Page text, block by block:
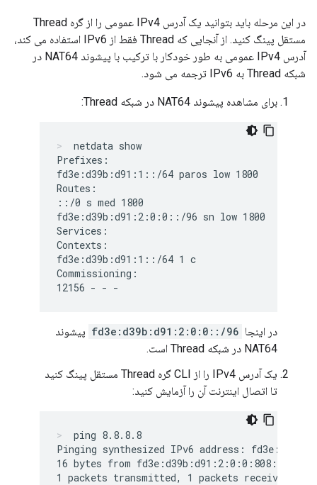
در این مرحله باید بتوانید یک آدرس IPv4 عمومی را از گره Thread
مستقل پینگ کنید. از آنجایی که Thread فقط از IPv6 استفاده می کند،
آدرس IPv4 عمومی به طور خودکار با ترکیب با پیشوند NAT64 در
شبکه Thread به IPv6 ترجمه می شود.
برای مشاهده پیشوند NAT64 در شبکه Thread:
netdata show
Prefixes:
fd3e:d39b:d91:1::/64 paros low 1800
Routes:
::/0 s med 1800
fd3e:d39b:d91:2:0:0::/96 sn low 1800
Services:
Contexts:
fd3e:d39b:d91:1::/64 1 c
Commissioning:
در اینجا fd3e:d39b:d91:2:0:0::/96 پیشوند
NAT64 در شبکه Thread است.
یک آدرس IPv4 را از CLI گره Thread مستقل پینگ کنید
تا اتصال اینترنت آن را آزمایش کنید:
ping 8.8.8.8
Pinging synthesized IPv6 address:
16 bytes from fd3e:d39b:d91:2:0:0:808:808:
1 packets transmitted, 1 packets received.